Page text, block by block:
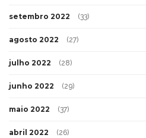
setembro 2022 (33)
agosto 2022 (27)
julho 2022 (28)
junho 2022 (29)
maio 2022 (37)
abril 2022 (26)